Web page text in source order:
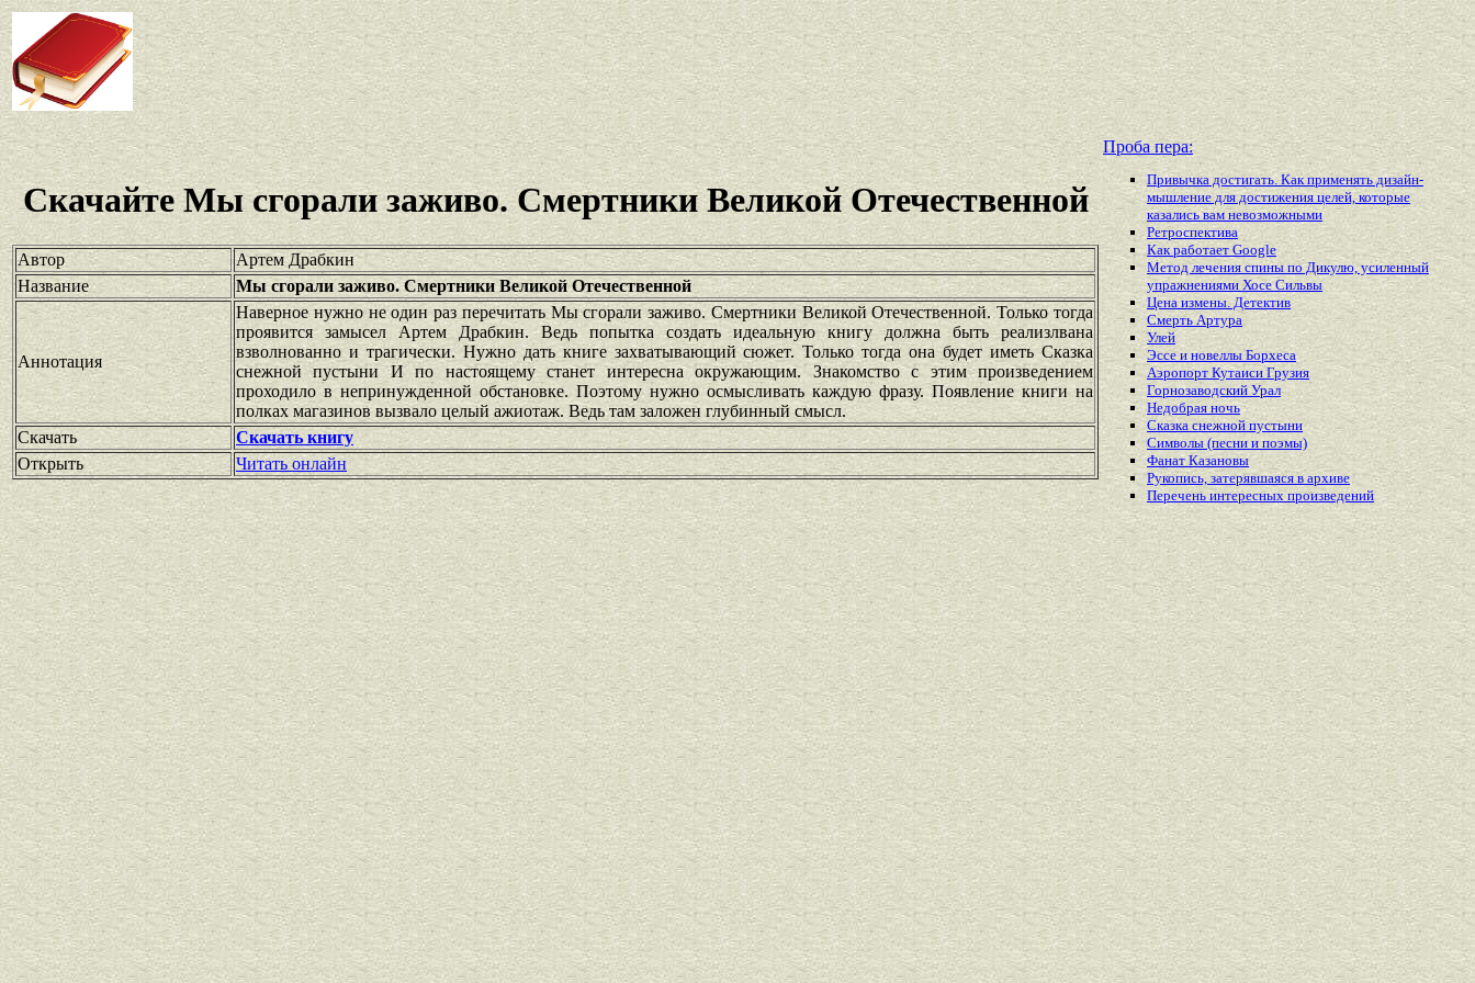
Скачайте Мы сгорали заживо. Смертники Великой Отечественной
Автор
Артем Драбкин
Название
Мы сгорали заживо. Смертники Великой Отечественной
Аннотация
Наверное нужно не один раз перечитать Мы сгорали заживо. Смертники Великой Отечественной. Только тогда
проявится замысел Артем Драбкин. Ведь попытка создать идеальную книгу должна быть реализлвана
взволнованно и трагически. Нужно дать книге захватывающий сюжет. Только тогда она будет иметь Сказка
снежной пустыни И по настоящему станет интересна окружающим. Знакомство с этим произведением
проходило в непринужденной обстановке. Поэтому нужно осмысливать каждую фразу. Появление книги на
полках магазинов вызвало целый ажиотаж. Ведь там заложен глубинный смысл.
Скачать
Скачать книгу
Открыть
Читать онлайн
Проба пера:
Привычка достигать. Как применять дизайн-
мышление для достижения целей, которые
казались вам невозможными
Ретроспектива
Как работает Google
Метод лечения спины по Дикулю, усиленный
упражнениями Хосе Сильвы
Цена измены. Детектив
Смерть Артура
Улей
Эссе и новеллы Борхеса
Аэропорт Кутаиси Грузия
Горнозаводский Урал
Недобрая ночь
Сказка снежной пустыни
Символы (песни и поэмы)
Фанат Казановы
Рукопись, затерявшаяся в архиве
Переченьинтересныхпроизведений